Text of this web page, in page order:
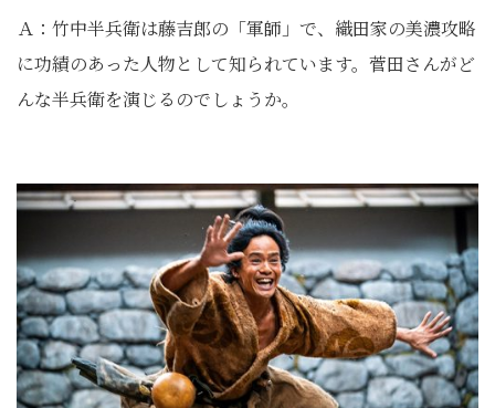
Ａ：竹中半兵衛は藤吉郎の「軍師」で、織田家の美濃攻略
に功績のあった人物として知られています。菅田さんがど
んな半兵衛を演じるのでしょうか。